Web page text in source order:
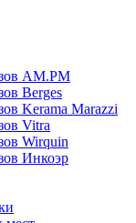
AM.PM
Berges
Kerama Marazzi
Vitra
Wirquin
Инкоэр